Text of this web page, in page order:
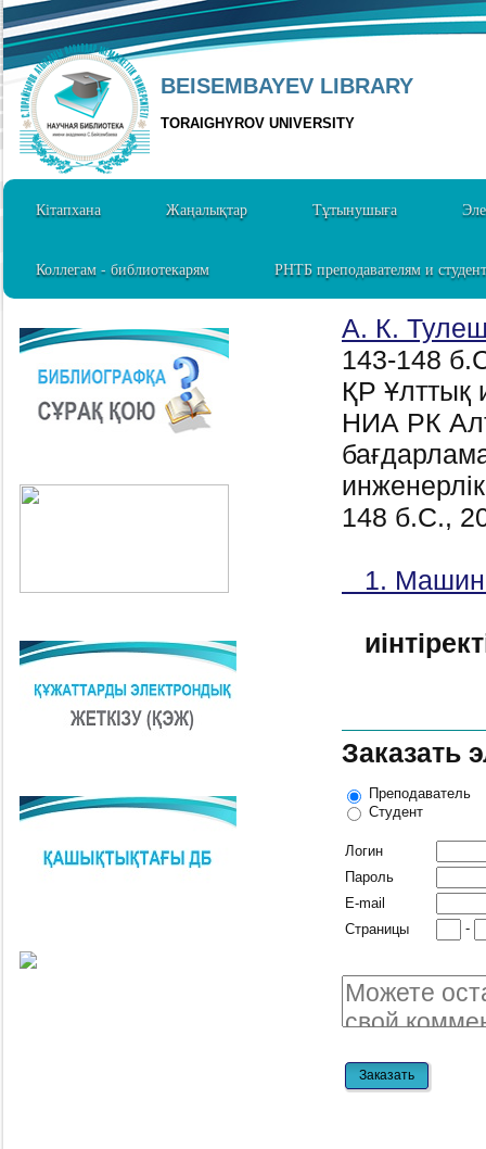
BEISEMBAYEV LIBRARY
TORAIGHYROV UNIVERSITY
Кітапхана Жаңалықтар Тұтынушыға
Коллегам - библиотекарям РНТБ преподавателям и
А. К.
143-148
ҚР Ұлттық
НИА РК
148 б.C.,
1.
Заказать
Преподаватель
Студент
Логин
Пароль
E-mail
Страницы
-